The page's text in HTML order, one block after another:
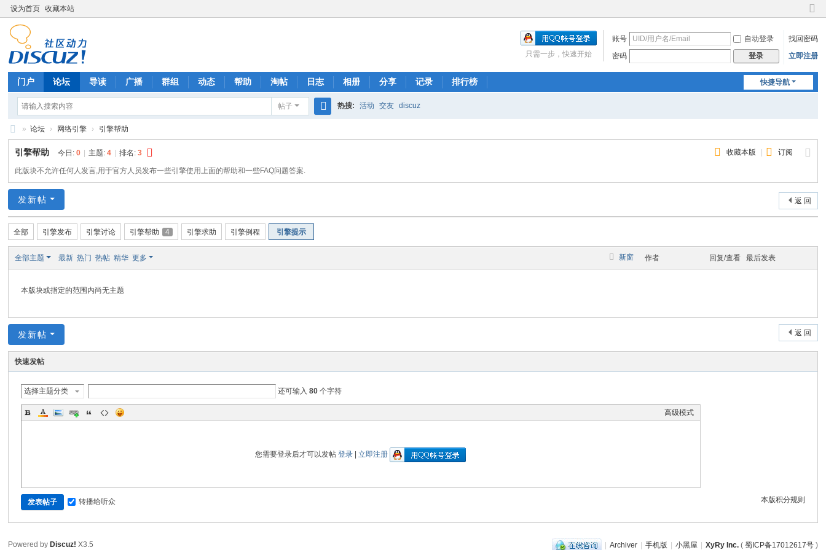
设为首页 收藏本站
切
到
窄
账号 自动登录
找回密码
密码
登录 立即注册
只需一步，快速开始
快捷导航
门户 论坛 导读 广播 群组 动态 帮助 淘帖 日志 相册 分享 记录 排行榜
帖子
索
热搜: 活动 交友 discuz
X
ng
e
官
方
论
» 论坛 › 网络引擎 › 引擎帮助
收藏本版 订阅
引擎帮助 今日:0 主题:4 排名:3
此版块不允许任何人发言,用于官方人员发布一些引擎使用上面的帮助和一些FAQ问题答案.
返 回
发新帖
全部 引擎发布 引擎讨论 引擎帮助 4 引擎求助 引擎例程 引擎提示
新窗
全部主题 最新 热门 热帖 精华 更多 作者 回复/查看 最后发表
本版块或指定的范围内尚无主题
返 回
发新帖
快速发帖
选择主题分类 还可输入80 个字符
高级模式
您需要登录后才可以发帖登录 |立即注册
本版积分规则
发表帖子 转播给听众
| Archiver | 手机版 | 小黑屋 | XyRy Inc.( 蜀ICP备17012617号)
Powered by Discuz! X3.5